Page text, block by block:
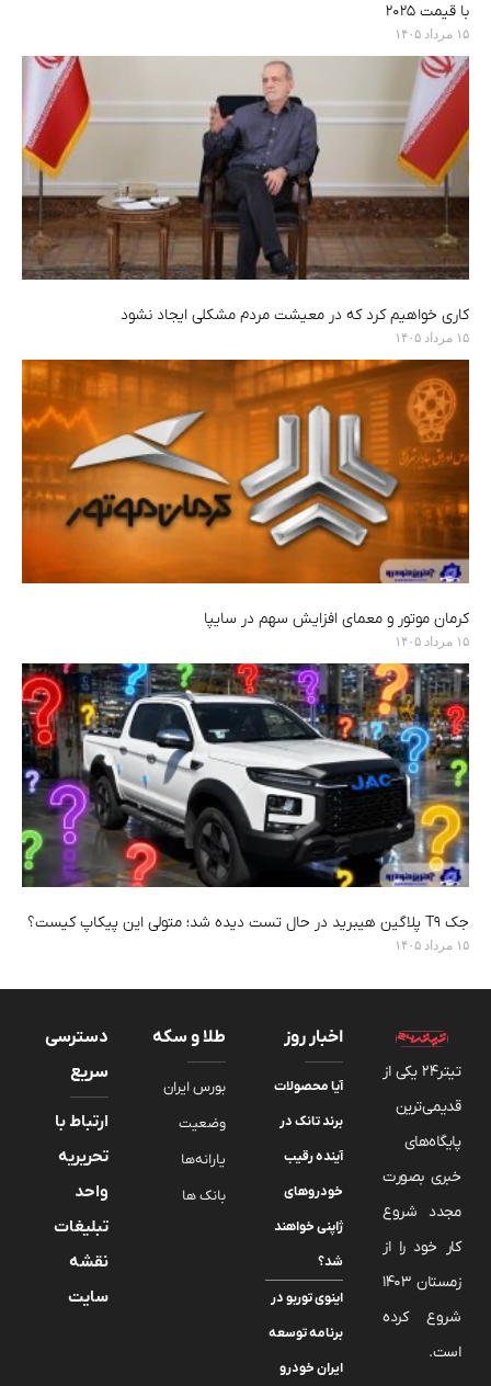
با قیمت ۲۰۲۵
۱۵ مرداد ۱۴۰۵
کاری خواهیم کرد که در معیشت مردم مشکلی ایجاد نشود
۱۵ مرداد ۱۴۰۵
کرمان موتور و معمای افزایش سهم در سایپا
۱۵ مرداد ۱۴۰۵
جک T9 پلاگین هیبرید در حال تست دیده شد؛ متولی این پیکاپ کیست؟
۱۵ مرداد ۱۴۰۵
تیتر24 یکی از
قدیمی‌ترین
پایگاه‌های
خبری بصورت
مجدد شروع
کار خود را از
زمستان 1403
شروع کرده
است.
اخبار روز
آیا محصولات
برند تانک در
آینده رقیب
خودروهای
ژاپنی خواهند
شد؟
اینوی توربو در
برنامه توسعه
ایران خودرو
طلا و سکه
بورس ایران
وضعیت
یارانه‌ها
بانک ها
دسترسی
سریع
ارتباط با
تحریریه
واحد
تبلیغات
نقشه
سایت